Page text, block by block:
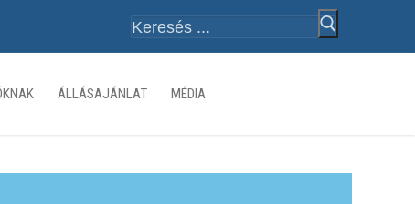
Keresése:
ÁLLÁSAJÁNLAT MÉDIA